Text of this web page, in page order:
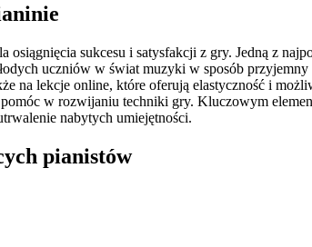
sukcesu i satysfakcji z gry. Jedną z
uczniów w świat muzyki w sposób
na lekcje online, które oferują elastyczność i
w rozwijaniu techniki gry. Kluczowym
nabytych umiejętności.
pianistów